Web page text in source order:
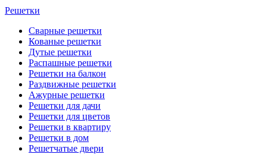
Решетки
Сварные решетки
Кованые решетки
Дутые решетки
Распашные решетки
Решетки на балкон
Раздвижные решетки
Ажурные решетки
Решетки для дачи
Решетки для цветов
Решетки в квартиру
Решетки в дом
Решетчатые двери